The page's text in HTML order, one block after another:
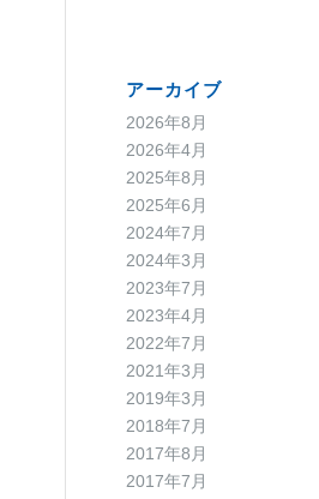
アーカイブ
2026年8月
2026年4月
2025年8月
2025年6月
2024年7月
2024年3月
2023年7月
2023年4月
2022年7月
2021年3月
2019年3月
2018年7月
2017年8月
2017年7月